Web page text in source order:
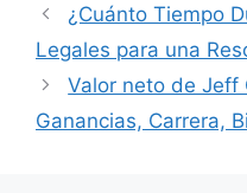
¿Cuánto Tiempo
Legales para una
Valor neto de Jeff
Ganancias, Carrera,